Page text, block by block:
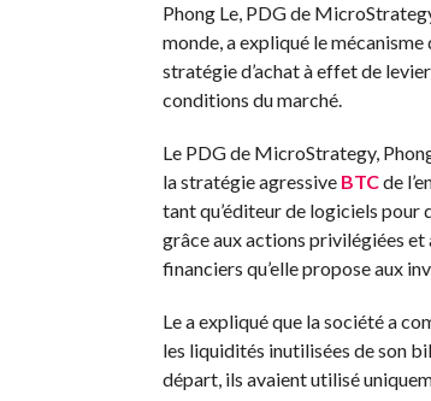
Phong Le, PDG de
monde, a expliqué le
stratégie d’achat à effet de
conditions du marché.
Le PDG de MicroStrategy,
la stratégie agressive BTCde
tant qu’éditeur de logiciels pour
grâce aux actions privilégiées
financiers qu’elle propose aux
Le a expliqué que la société a
les liquidités inutilisées de son
départ, ils avaient utilisé